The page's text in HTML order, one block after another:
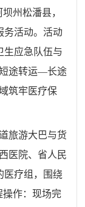
州松潘县，
务活动。活动
生应急队伍与
途转运—长途
筑牢医疗保
旅游大巴与货
医院、省人民
医疗组，围绕
作：现场完